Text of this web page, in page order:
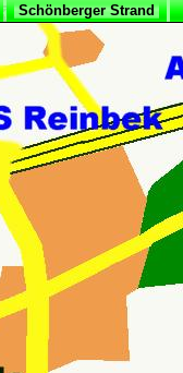
Schönberger Strand